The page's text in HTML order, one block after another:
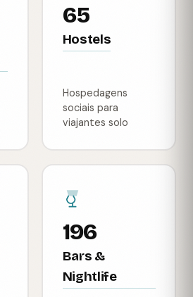
65
Hostels
Hospedagens
sociais para
viajantes solo
196
Bars &
Nightlife